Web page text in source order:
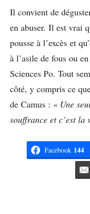
Il convient de
en abuser. Il est vrai
pousse à l’excès et
à l’asile de fous ou
Sciences Po. Tout
côté, y compris ce
de Camus : « Une
souffrance et c’est la
Facebook 144